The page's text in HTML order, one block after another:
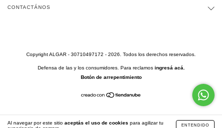
Al navegar por este sitio aceptás el uso de cookies para agilizar tu
ENTENDIDO
CONTACTÁNOS
Copyright ALGAR - 30710497172 - 2026. Todos los derechos reservados.
Defensa de las y los consumidores. Para reclamos ingresá acá.
Botón de arrepentimiento